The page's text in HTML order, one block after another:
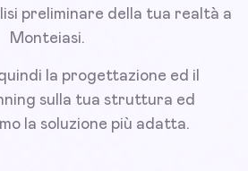
preliminare della tua realtà a
Monteiasi.
la progettazione ed il
sulla tua struttura ed
la soluzione più adatta.